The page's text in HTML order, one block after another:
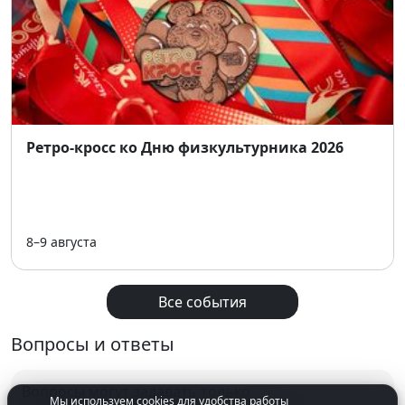
Ретро-кросс ко Дню физкультурника 2026
8–9 августа
Все события
Вопросы и ответы
Вопросы могут задавать только
Мы используем cookies для удобства работы